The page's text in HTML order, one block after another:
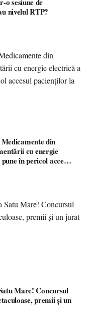
nivelul RTP?
din
cu energie
în pericol accesul
premii și un